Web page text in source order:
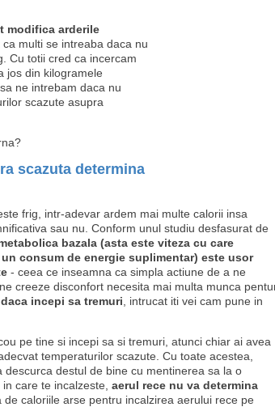
modifica arderile
multi se intreaba daca nu
Cu totii cred ca incercam
jos din kilogramele
ne intrebam daca nu
scazute asupra
scazuta determina
frig, intr-adevar ardem mai multe calorii insa
sau nu. Conform unul studiu desfasurat de
bazala (asta este viteza cu care
consum de energie suplimentar) este usor
- ceea ce inseamna ca simpla actiune de a ne
creeze disconfort necesita mai multa munca
incepi sa tremuri , intrucat iti vei cam pune in
pe tine si incepi sa si tremuri, atunci chiar ai avea
temperaturilor scazute. Cu toate acestea,
destul de bine cu mentinerea sa la o
care te incalzeste, aerul rece nu va determina
de caloriile arse pentru incalzirea aerului rece pe